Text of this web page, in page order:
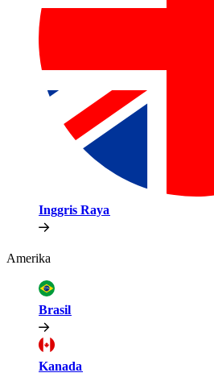
Inggris Raya​​
Amerika​​
Brasil​​
Kanada​​